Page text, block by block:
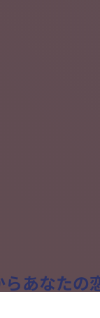
らあなたの